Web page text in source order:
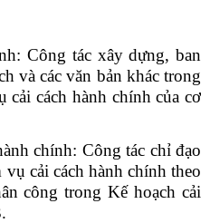
Công tác xây dựng, ban
và các văn bản khác trong
cải cách hành chính của cơ
chính: Công tác chỉ đạo
cải cách hành chính theo
công trong Kế hoạch cải